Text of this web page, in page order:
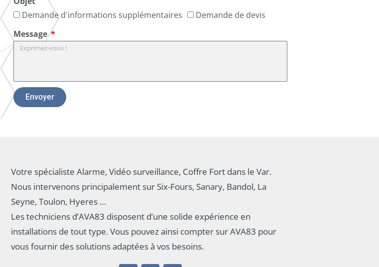
Demande d'informations supplémentaires
Demande de devis
Message
Envoyer
Votre spécialiste Alarme, Vidéo surveillance, Coffre Fort dans le Var.
Nous intervenons principalement sur Six-Fours, Sanary, Bandol, La
Seyne, Toulon, Hyeres …
Les techniciens d’AVA83 disposent d’une solide expérience en
installations de tout type. Vous pouvez ainsi compter sur AVA83 pour
vous fournir des solutions adaptées à vos besoins.